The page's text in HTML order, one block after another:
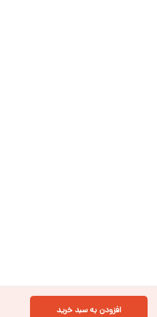
افزودن به سبد خرید